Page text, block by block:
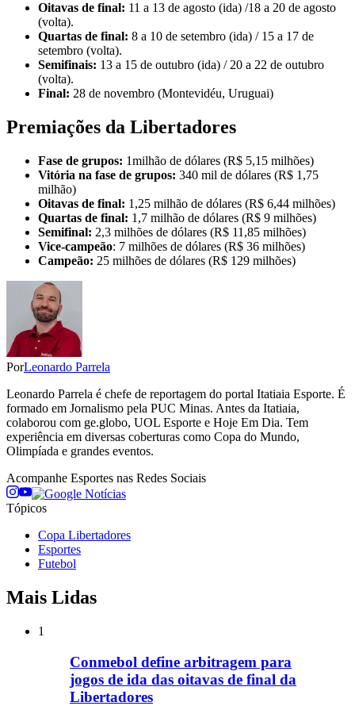
Oitavas de final: 11 a 13 de agosto (ida) /18 a 20 de agosto
(volta).
Quartas de final: 8 a 10 de setembro (ida) / 15 a 17 de
setembro (volta).
Semifinais: 13 a 15 de outubro (ida) / 20 a 22 de outubro
(volta).
Final: 28 de novembro (Montevidéu, Uruguai)
Premiações da Libertadores
Fase de grupos: 1milhão de dólares (R$ 5,15 milhões)
Vitória na fase de grupos: 340 mil de dólares (R$ 1,75
milhão)
Oitavas de final: 1,25 milhão de dólares (R$ 6,44 milhões)
Quartas de final: 1,7 milhão de dólares (R$ 9 milhões)
Semifinal: 2,3 milhões de dólares (R$ 11,85 milhões)
Vice-campeão: 7 milhões de dólares (R$ 36 milhões)
Campeão: 25 milhões de dólares (R$ 129 milhões)
PorLeonardo Parrela
Leonardo Parrela é chefe de reportagem do portal Itatiaia Esporte. É
formado em Jornalismo pela PUC Minas. Antes da Itatiaia,
colaborou com ge.globo, UOL Esporte e Hoje Em Dia. Tem
experiência em diversas coberturas como Copa do Mundo,
Olimpíada e grandes eventos.
Acompanhe Esportes nas Redes Sociais
Tópicos
Copa Libertadores
Esportes
Futebol
Mais Lidas
1
Conmebol define arbitragem para
jogos de ida das oitavas de final da
Libertadores